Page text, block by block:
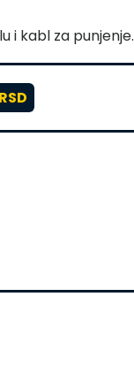
i kabl za punjenje.